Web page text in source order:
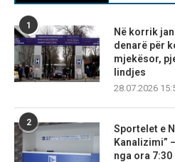
1
Në korrik
denarë për
mjekësor,
lindjes
28.07.2026
2
Sportelet e
Kanalizimi”
nga ora